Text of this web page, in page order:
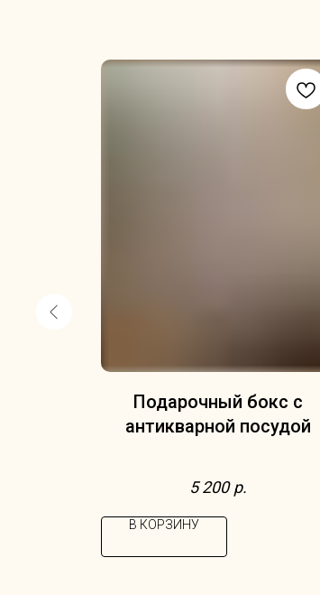
Подарочный бокс с
антикварной посудой
5 200 р.
В КОРЗИНУ